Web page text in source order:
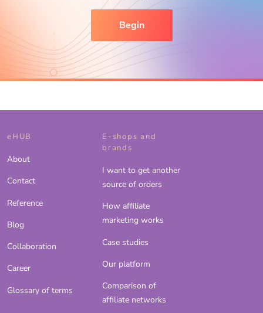
Begin
eHUB
About
Contact
Reference
Blog
Collaboration
Career
Glossary of terms
E-shops and
brands
I want to get another
source of orders
How affiliate
marketing works
Case studies
Our platform
Comparison of
affiliate networks